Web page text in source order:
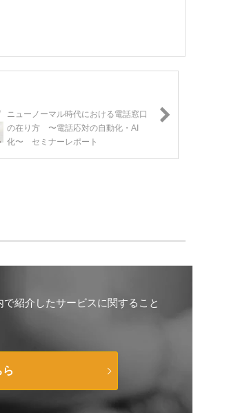
ニューノーマル時代における電話窓口
の在り方 〜電話応対の自動化・AI
化〜 セミナーレポート
紹介したサービスに関すること